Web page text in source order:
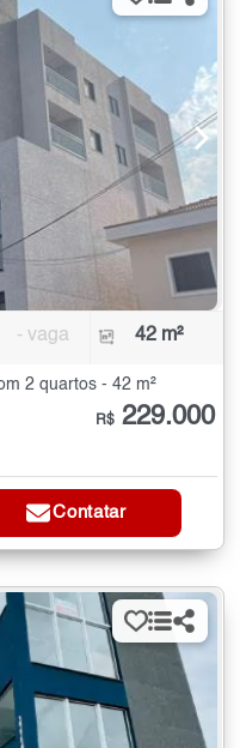
- vaga 42 m²
2 quartos - 42 m²
R$ 229.000
Contatar